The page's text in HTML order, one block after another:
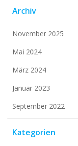
Archiv
November 2025
Mai 2024
März 2024
Januar 2023
September 2022
Kategorien